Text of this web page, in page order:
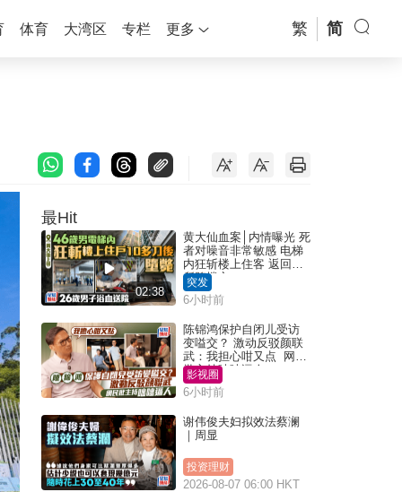
体育 大湾区 专栏 更多 繁 简
最Hit
02:38
黄大仙血案│内情曝光 死
者对噪音非常敏感 电梯
内狂斩楼上住客 返回住
所堕楼亡
突发
6小时前
陈锦鸿保护自闭儿受访
变嗌交？ 激动反驳颜联
武：我担心咁又点 网民
批主持咄咄逼人
影视圈
6小时前
谢伟俊夫妇拟效法蔡澜
｜周显
投资理财
2026-08-07 06:00 HKT